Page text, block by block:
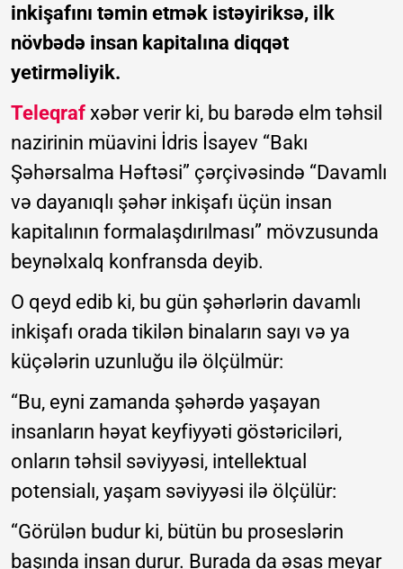
inkişafını təmin etmək istəyiriksə, ilk
növbədə insan kapitalına diqqət
yetirməliyik.
Teleqraf xəbər verir ki, bu barədə elm təhsil
nazirinin müavini İdris İsayev “Bakı
Şəhərsalma Həftəsi” çərçivəsində “Davamlı
və dayanıqlı şəhər inkişafı üçün insan
kapitalının formalaşdırılması” mövzusunda
beynəlxalq konfransda deyib.
O qeyd edib ki, bu gün şəhərlərin davamlı
inkişafı orada tikilən binaların sayı və ya
küçələrin uzunluğu ilə ölçülmür:
“Bu, eyni zamanda şəhərdə yaşayan
insanların həyat keyfiyyəti göstəriciləri,
onların təhsil səviyyəsi, intellektual
potensialı, yaşam səviyyəsi ilə ölçülür:
“Görülən budur ki, bütün bu proseslərin
başında insan durur. Burada da əsas meyar